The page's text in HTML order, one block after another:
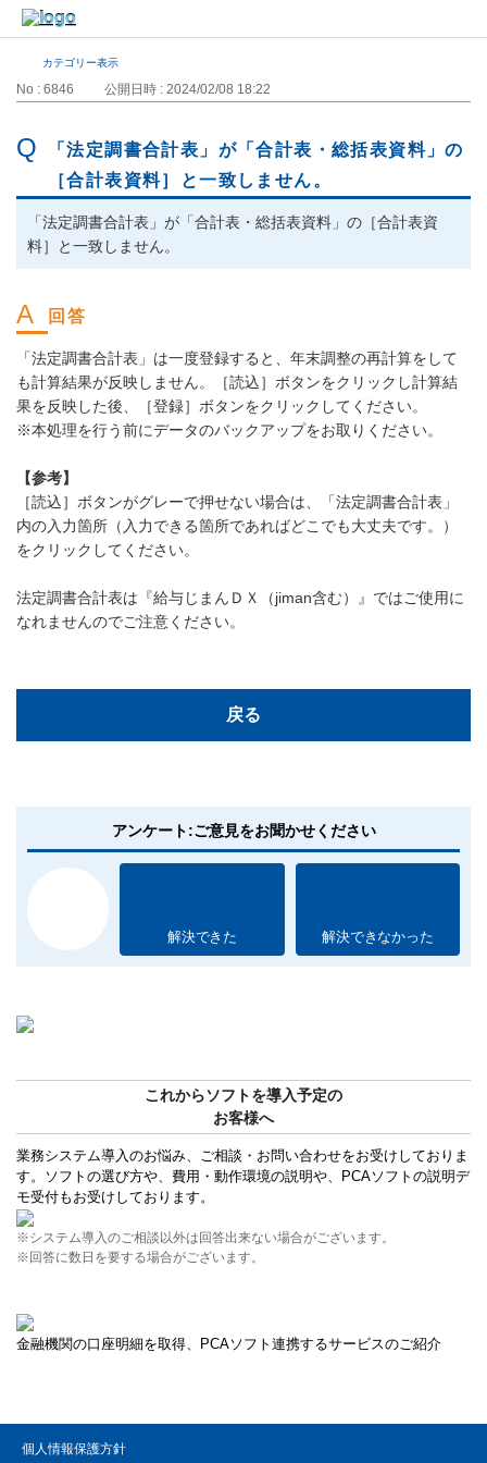
カテゴリー表示
No : 6846 公開日時 : 2024/02/08 18:22
「法定調書合計表」が「合計表・総括表資料」の
［合計表資料］と一致しません。
「法定調書合計表」が「合計表・総括表資料」の［合計表資
料］と一致しません。
「法定調書合計表」は一度登録すると、年末調整の再計算をして
も計算結果が反映しません。［読込］ボタンをクリックし計算結
果を反映した後、［登録］ボタンをクリックしてください。
※本処理を行う前にデータのバックアップをお取りください。
【参考】
［読込］ボタンがグレーで押せない場合は、「法定調書合計表」
内の入力箇所（入力できる箇所であればどこでも大丈夫です。）
をクリックしてください。
法定調書合計表は『給与じまんＤＸ（jiman含む）』ではご使用に
なれませんのでご注意ください。
戻る
アンケート:ご意見をお聞かせください
解決できた 解決できなかった
これからソフトを導入予定の
お客様へ
業務システム導入のお悩み、ご相談・お問い合わせをお受けしておりま
す。ソフトの選び方や、費用・動作環境の説明や、PCAソフトの説明デ
モ受付もお受けしております。
※システム導入のご相談以外は回答出来ない場合がございます。
※回答に数日を要する場合がございます。
金融機関の口座明細を取得、PCAソフト連携するサービスのご紹介
個人情報保護方針